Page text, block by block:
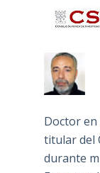
Doctor en
titular del
durante